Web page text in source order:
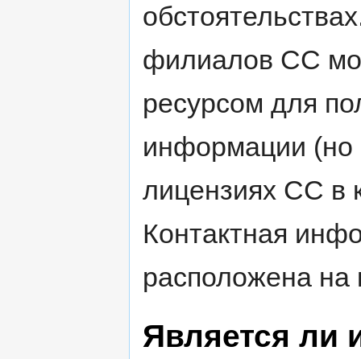
филиалов CC
ресурсом для
информации (но
лицензиях CC в
Контактная
расположена
Является ли